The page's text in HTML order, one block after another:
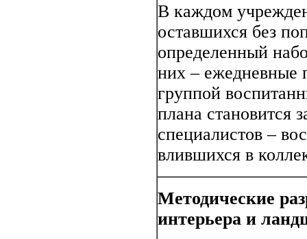
В каждом
оставшихся без
определенный
них – ежедневные
группой
плана становится
специалистов –
влившихся в
Методические
интерьера и